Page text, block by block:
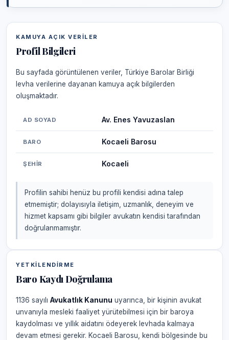
KAMUYA AÇIK VERILER
Profil Bilgileri
Bu sayfada görüntülenen veriler, Türkiye Barolar Birliği
levha verilerine dayanan kamuya açık bilgilerden
oluşmaktadır.
AD SOYAD Av. Enes Yavuzaslan
BARO Kocaeli Barosu
ŞEHIR Kocaeli
Profilin sahibi henüz bu profili kendisi adına talep
etmemiştir; dolayısıyla iletişim, uzmanlık, deneyim ve
hizmet kapsamı gibi bilgiler avukatın kendisi tarafından
doğrulanmamıştır.
YETKILENDIRME
Baro Kaydı Doğrulama
1136 sayılı Avukatlık Kanunu uyarınca, bir kişinin avukat
unvanıyla mesleki faaliyet yürütebilmesi için bir baroya
kaydolması ve yıllık aidatını ödeyerek levhada kalmaya
devam etmesi gerekir. Kocaeli Barosu, kendi bölgesinde bu